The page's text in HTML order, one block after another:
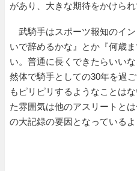
があり、大きな期待をかけられ
武騎手はスポーツ報知のイ
いで辞めるかな』とか『何歳
い。普通に長くできたらいい
然体で騎手としての30年を過
もピリピリするようなことは
た雰囲気は他のアスリートと
の大記録の要因となっているよ